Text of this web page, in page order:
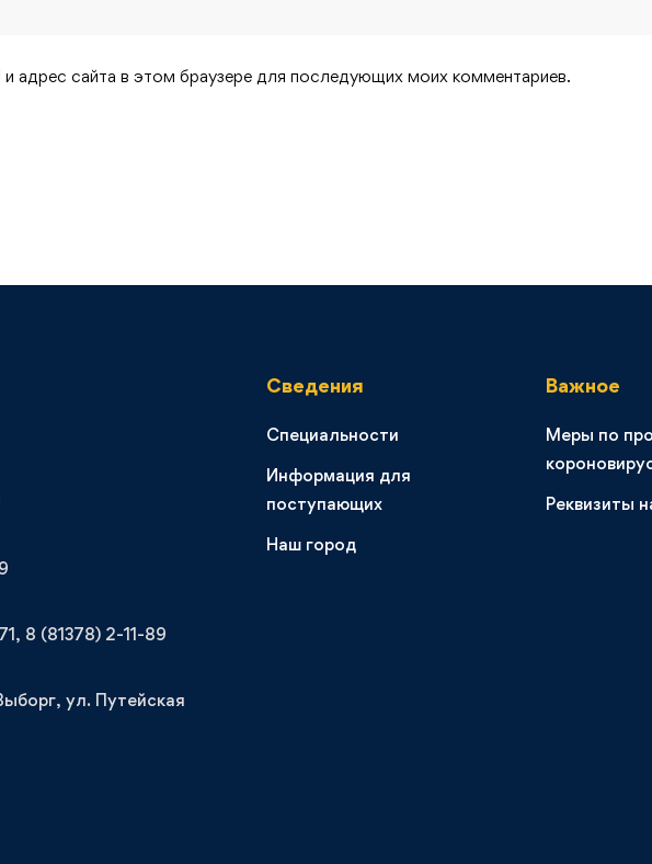
адрес сайта в этом браузере для последующих моих комментариев.
8 (81378) 2-11-89
ул. Путейская
Сведения
Специальности
Информация для
поступающих
Наш город
Важное
Меры по
Реквизиты